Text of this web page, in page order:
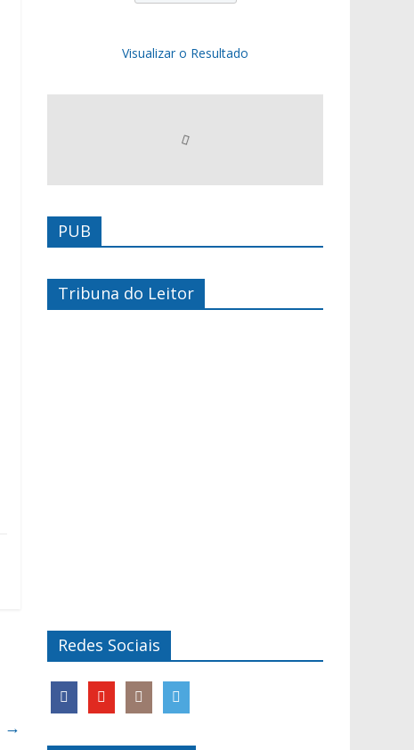
→
Visualizar o Resultado
PUB
Tribuna do Leitor
Redes Sociais